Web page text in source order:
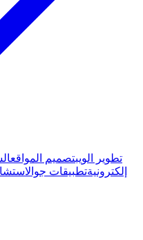
تطوير الويبتصميم المواقع
إلكترونيةتطبيقات جوال